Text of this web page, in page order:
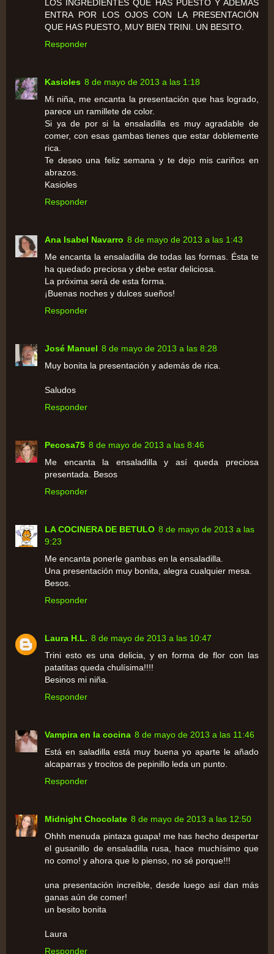
LOS INGREDIENTES QUE HAS PUESTO Y ADEMÁS
ENTRA POR LOS OJOS CON LA PRESENTACIÓN
QUE HAS PUESTO, MUY BIEN TRINI. UN BESITO.
Responder
Kasioles 8 de mayo de 2013 a las 1:18
Mi niña, me encanta la presentación que has logrado,
parece un ramillete de color.
Si ya de por si la ensaladilla es muy agradable de
comer, con esas gambas tienes que estar doblemente
rica.
Te deseo una feliz semana y te dejo mis cariños en
abrazos.
Kasioles
Responder
Ana Isabel Navarro 8 de mayo de 2013 a las 1:43
Me encanta la ensaladilla de todas las formas. Ésta te
ha quedado preciosa y debe estar deliciosa.
La próxima será de esta forma.
¡Buenas noches y dulces sueños!
Responder
José Manuel 8 de mayo de 2013 a las 8:28
Muy bonita la presentación y además de rica.
Saludos
Responder
Pecosa75 8 de mayo de 2013 a las 8:46
Me encanta la ensaladilla y así queda preciosa
presentada. Besos
Responder
LA COCINERA DE BETULO 8 de mayo de 2013 a las
9:23
Me encanta ponerle gambas en la ensaladilla.
Una presentación muy bonita, alegra cualquier mesa.
Besos.
Responder
Laura H.L. 8 de mayo de 2013 a las 10:47
Trini esto es una delicia, y en forma de flor con las
patatitas queda chulísima!!!!
Besinos mi niña.
Responder
Vampira en la cocina 8 de mayo de 2013 a las 11:46
Está en saladilla está muy buena yo aparte le añado
alcaparras y trocitos de pepinillo leda un punto.
Responder
Midnight Chocolate 8 de mayo de 2013 a las 12:50
Ohhh menuda pintaza guapa! me has hecho despertar
el gusanillo de ensaladilla rusa, hace muchísimo que
no como! y ahora que lo pienso, no sé porque!!!
una presentación increíble, desde luego así dan más
ganas aún de comer!
un besito bonita
Laura
Responder